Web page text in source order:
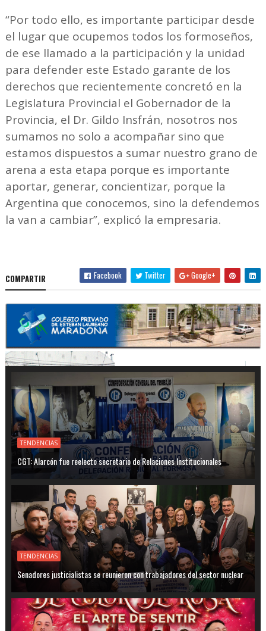
“Por todo ello, es importante participar desde
el lugar que ocupemos todos los formoseños,
de ese llamado a la participación y la unidad
para defender este Estado garante de los
derechos que recientemente concretó en la
Legislatura Provincial el Gobernador de la
Provincia, el Dr. Gildo Insfrán, nosotros nos
sumamos no solo a acompañar sino que
estamos dispuestos a sumar nuestro grano de
arena a esta etapa porque es importante
aportar, generar, concientizar, porque la
Argentina que conocemos, sino la defendemos
la van a cambiar”, explicó la empresaria.
COMPARTIR Facebook Twitter Google+
TENDENCIAS
CGT: Alarcón fue reelecto secretario de Relaciones Institucionales
TENDENCIAS
Senadores justicialistas se reunieron con trabajadores del sector nuclear